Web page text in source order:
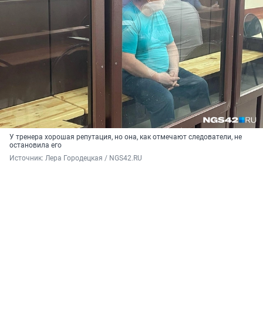
У тренера хорошая репутация, но она, как отмечают следователи, не
остановила его
Источник: Лера Городецкая / NGS42.RU